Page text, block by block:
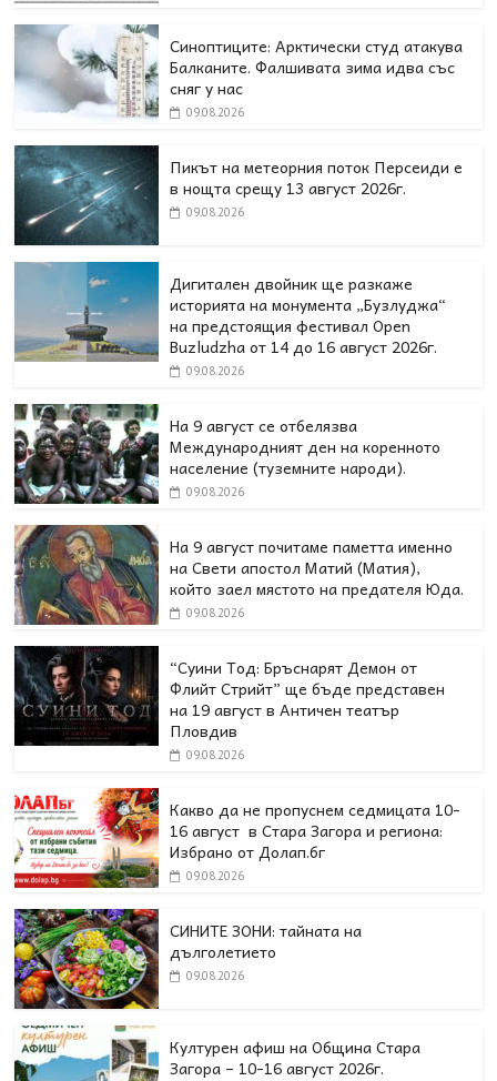
Синоптиците: Арктически студ атакува
Балканите. Фалшивата зима идва със
сняг у нас
09.08.2026
Пикът на метеорния поток Персеиди е
в нощта срещу 13 август 2026г.
09.08.2026
Дигитален двойник ще разкаже
историята на монумента „Бузлуджа“
на предстоящия фестивал Open
Buzludzha от 14 до 16 август 2026г.
09.08.2026
На 9 август се отбелязва
Международният ден на коренното
население (туземните народи).
09.08.2026
На 9 август почитаме паметта именно
на Свети апостол Матий (Матия),
който заел мястото на предателя Юда.
09.08.2026
“Суини Тод: Бръснарят Демон от
Флийт Стрийт” ще бъде представен
на 19 август в Античен театър
Пловдив
09.08.2026
Какво да не пропуснем седмицата 10-
16 август в Стара Загора и региона:
Избрано от Долап.бг
09.08.2026
СИНИТЕ ЗОНИ: тайната на
дълголетието
09.08.2026
Културен афиш на Община Стара
Загора – 10-16 август 2026г.